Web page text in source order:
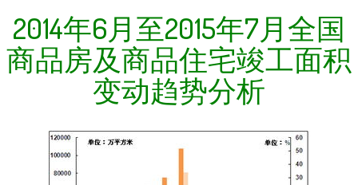
2014年6月至2015年7月全国
商品房及商品住宅竣工面积
变动趋势分析